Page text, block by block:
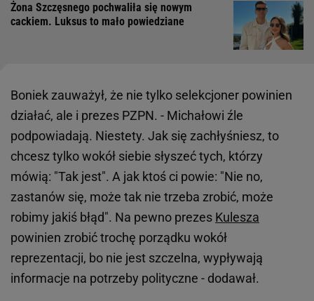
Żona Szczęsnego pochwaliła się nowym
cackiem. Luksus to mało powiedziane
Boniek zauważył, że nie tylko selekcjoner powinien
działać, ale i prezes PZPN. - Michałowi źle
podpowiadają. Niestety. Jak się zachłyśniesz, to
chcesz tylko wokół siebie słyszeć tych, którzy
mówią: "Tak jest". A jak ktoś ci powie: "Nie no,
zastanów się, może tak nie trzeba zrobić, może
robimy jakiś błąd". Na pewno prezes Kulesza
powinien zrobić trochę porządku wokół
reprezentacji, bo nie jest szczelna, wypływają
informacje na potrzeby polityczne - dodawał.